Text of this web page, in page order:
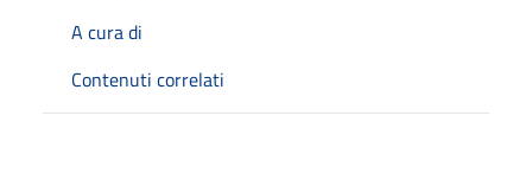
A cura di
Contenuti correlati